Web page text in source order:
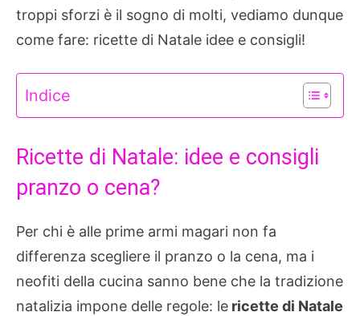
troppi sforzi è il sogno di molti, vediamo dunque
come fare: ricette di Natale idee e consigli!
Indice
Ricette di Natale: idee e consigli
pranzo o cena?
Per chi è alle prime armi magari non fa
differenza scegliere il pranzo o la cena, ma i
neofiti della cucina sanno bene che la tradizione
natalizia impone delle regole: le ricette di Natale